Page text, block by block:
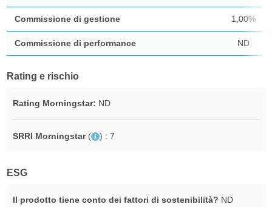
Commissione di gestione 1,00%
Commissione di performance ND
Rating e rischio
Rating Morningstar: ND
SRRI Morningstar ( ) : 7
ESG
Il prodotto tiene conto dei fattori di sostenibilità? ND